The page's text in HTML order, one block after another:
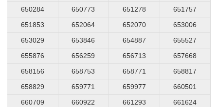
650284
650773 651278
651757
651853
652064 652070
653006
653029
653846 654887
655527
655876
656259 656713
657668
658156
658753 658771
658817
658829
659771 659977
660501
660709
660922 661293
661624